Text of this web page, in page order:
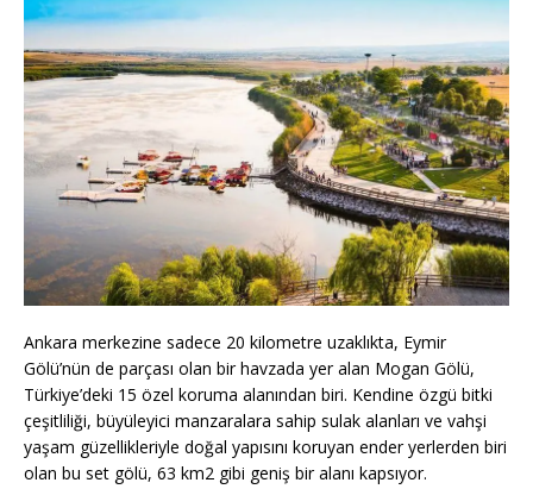
Ankara merkezine sadece 20 kilometre uzaklıkta, Eymir
Gölü’nün de parçası olan bir havzada yer alan Mogan Gölü,
Türkiye’deki 15 özel koruma alanından biri. Kendine özgü bitki
çeşitliliği, büyüleyici manzaralara sahip sulak alanları ve vahşi
yaşam güzellikleriyle doğal yapısını koruyan ender yerlerden biri
olan bu set gölü, 63 km2 gibi geniş bir alanı kapsıyor.